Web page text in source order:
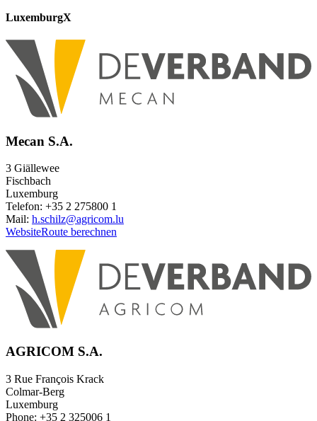
LuxemburgX
Mecan S.A.
3 Giällewee
Fischbach
Luxemburg
Telefon: +35 2 275800 1
Mail: h.schilz@agricom.lu
WebsiteRoute berechnen
AGRICOM S.A.
3 Rue François Krack
Colmar-Berg
Luxemburg
Phone: +35 2 325006 1